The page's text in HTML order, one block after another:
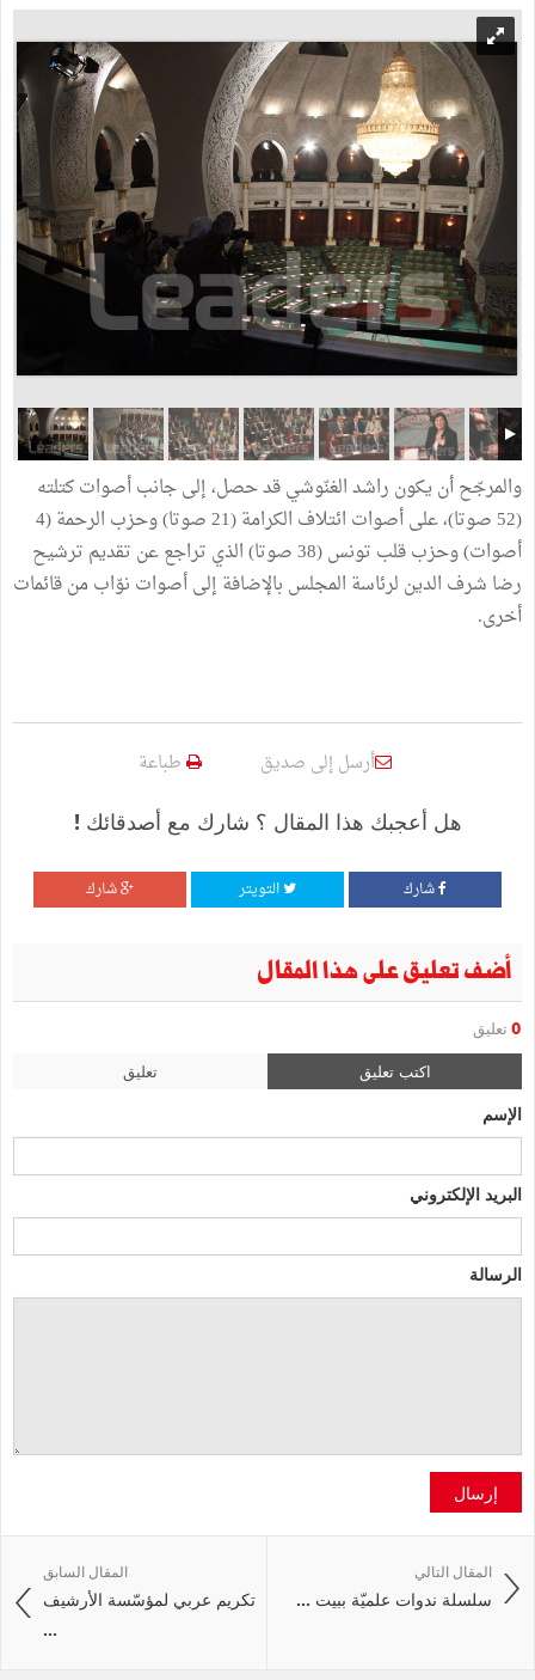
والمرجّح أن يكون راشد الغنّوشي قد حصل، إلى جانب أصوات كتلته
(52 صوتا)، على أصوات ائتلاف الكرامة (21 صوتا) وحزب الرحمة (4
أصوات) وحزب قلب تونس (38 صوتا) الذي تراجع عن تقديم ترشيح
رضا شرف الدين لرئاسة المجلس بالإضافة إلى أصوات نوّاب من قائمات
أخرى.
أرسل إلى صديق طباعة
هل أعجبك هذا المقال ؟ شارك مع أصدقائك !
شارك التويتر شارك
أضف تعليق على هذا المقال
0 تعليق
اكتب تعليق تعليق
الإسم
البريد الإلكتروني
الرسالة
إرسال
المقال السابق
تكريم عربي لمؤسّسة الأرشيف
...
المقال التالي
سلسلة ندوات علميّة ببيت ...